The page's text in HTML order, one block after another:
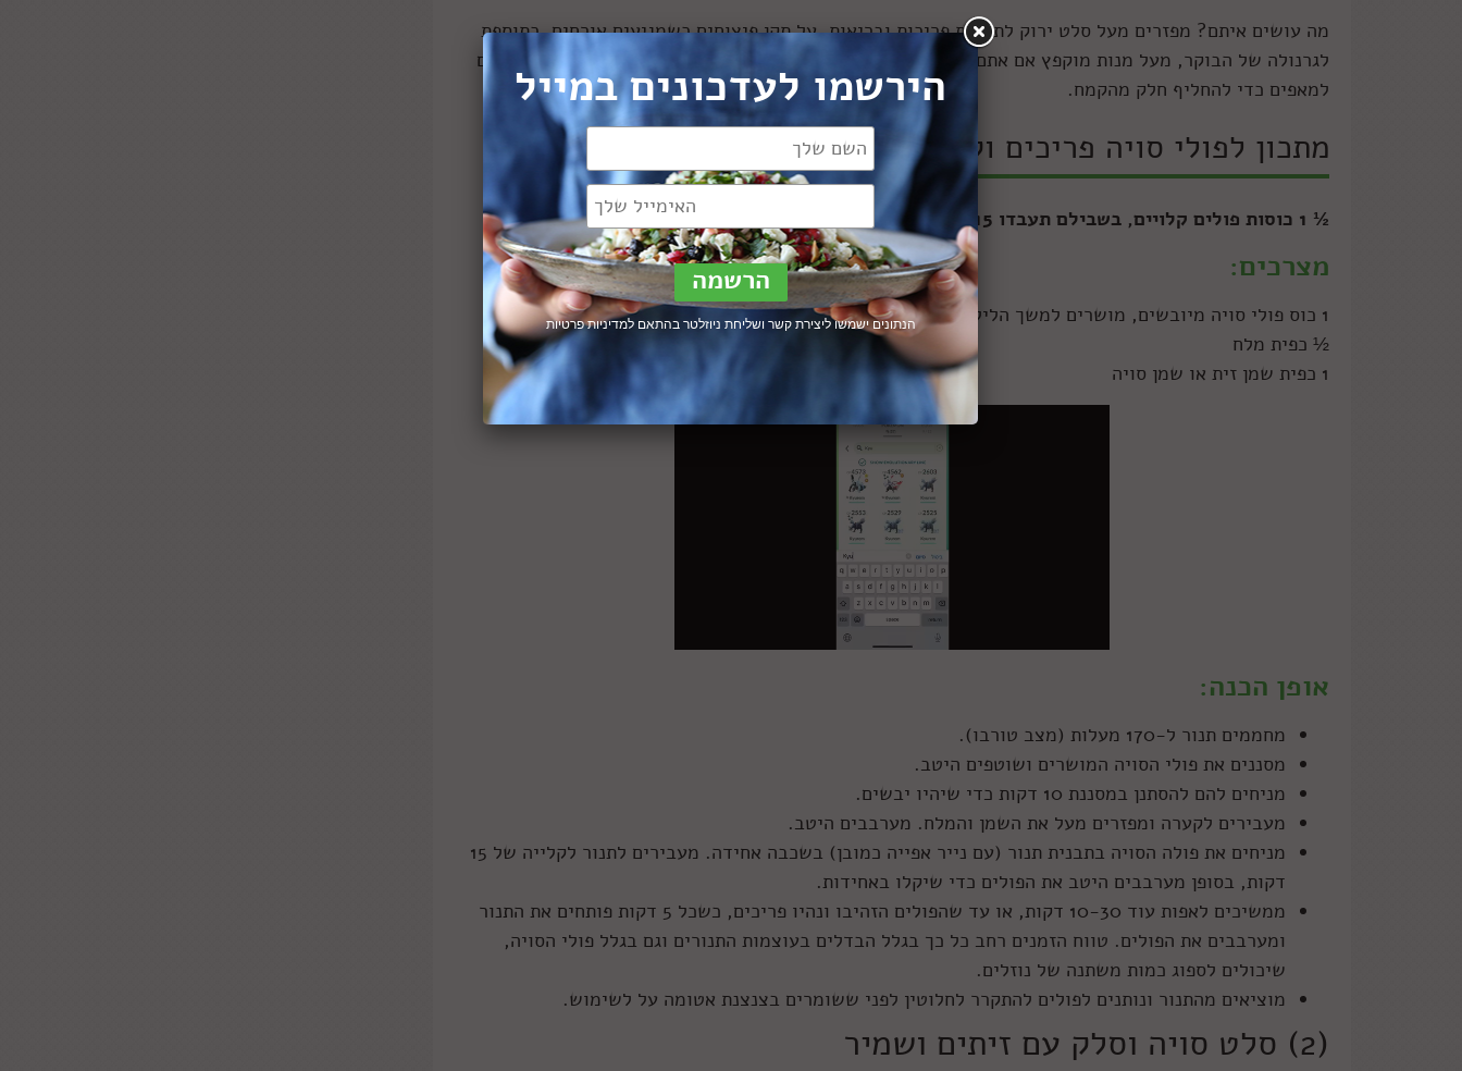
מה עושים איתם? מפזרים מעל סלט ירוק לתוספת פריכות ובריאות, על תקן פיצוחים כשמגיעים אורחים, כתוספת
לגרנולה של הבוקר, מעל מנות מוקפץ אם אתם לא מחובבי הבוטנים, ויש המגדילים אשר טוחנים אותם ומוסיפים
למאפים כדי להחליף חלק מהקמח.
מתכון לפולי סויה פריכים וקלויים
½ 1 כוסות פולים קלויים, בשבילם תעבדו 15 דקות פחות או יותר
מצרכים:
1 כוס פולי סויה מיובשים, מושרים למשך הלילה
½ כפית מלח
1 כפית שמן זית או שמן סויה
אופן הכנה:
מחממים תנור ל-170 מעלות (מצב טורבו).
מסננים את פולי הסויה המושרים ושוטפים היטב.
מניחים להם להסתנן במסננת 10 דקות כדי שיהיו יבשים.
מעבירים לקערה ומפזרים מעל את השמן והמלח. מערבבים היטב.
מניחים את פולה הסויה בתבנית תנור (עם נייר אפייה כמובן) בשכבה אחידה. מעבירים לתנור לקלייה של 15
דקות, בסופן מערבבים היטב את הפולים כדי שיקלו באחידות.
ממשיכים לאפות עוד 10-30 דקות, או עד שהפולים הזהיבו ונהיו פריכים, כשכל 5 דקות פותחים את התנור
ומערבבים את הפולים. טווח הזמנים רחב כל כך בגלל הבדלים בעוצמות התנורים וגם בגלל פולי הסויה,
שיכולים לספוג כמות משתנה של נוזלים.
מוציאים מהתנור ונותנים לפולים להתקרר לחלוטין לפני ששומרים בצנצנת אטומה על לשימוש.
(2) סלט סויה וסלק עם זיתים ושמיר
הירשמו לעדכונים במייל
הנתונים ישמשו ליצירת קשר ושליחת ניוזלטר בהתאם למדיניות פרטיות